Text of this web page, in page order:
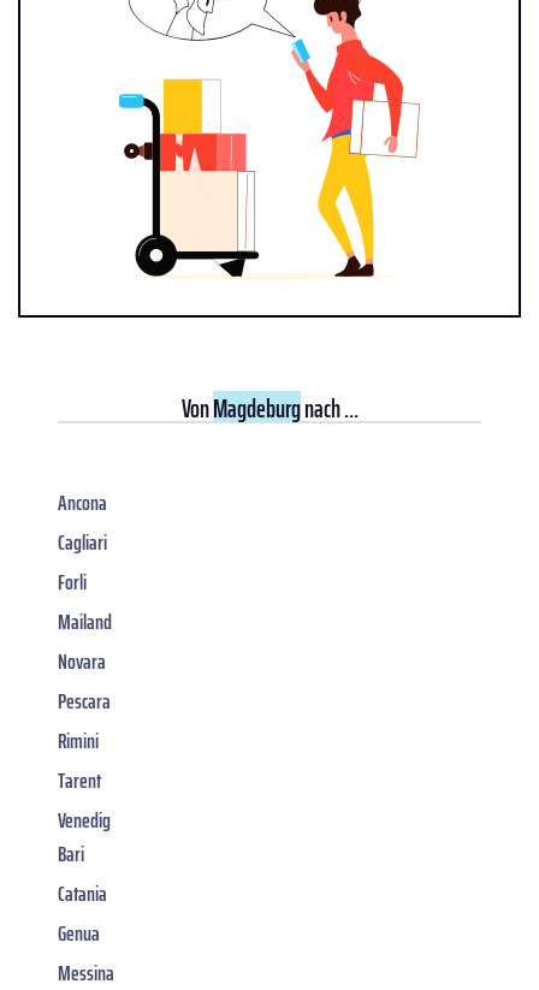
VonMagdeburgnach ...
Ancona
Cagliari
Forli
Mailand
Novara
Pescara
Rimini
Tarent
Venedig
Bari
Catania
Genua
Messina